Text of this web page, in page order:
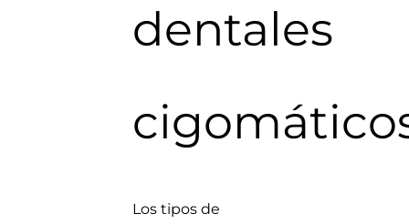
dentales
Los tipos de